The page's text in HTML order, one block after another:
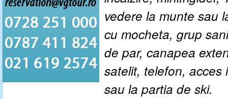
vedere la munte sau
cu mocheta, grup
de par, canapea
satelit, telefon, acces
sau la partia de ski.